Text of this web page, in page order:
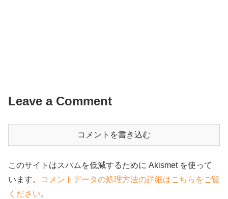
Leave a Comment
コメントを書き込む
このサイトはスパムを低減するために Akismet を使って
います。
コメントデータの処理方法の詳細はこちらをご覧
ください。